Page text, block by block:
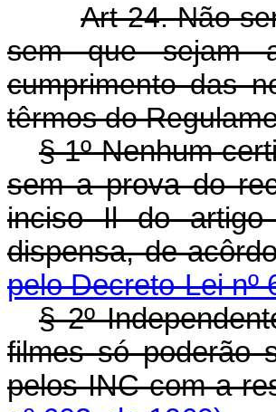
Art 24. Não
sem que sejam
cumprimento das
têrmos do
§ 1º Nenhum
sem a prova do
inciso Il do
dispensa, de
pelo Decreto-Lei nº
§ 2º
filmes só poderão
pelos INC com